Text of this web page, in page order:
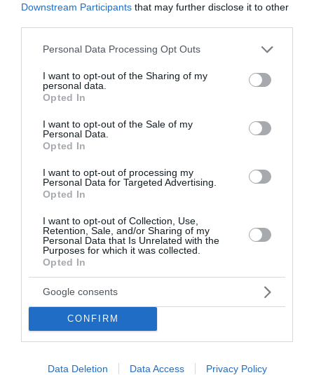
Downstream Participants that may further disclose it to other
Please note that this website/app uses one or more Google
not limited to your visit or usage behaviour. You may click to
grant or deny consent to Google and its third-party tags to
use your data for below specified purposes in below Google
consent section.
Personal Data Processing Opt Outs
I want to opt-out of the Sharing of my
personal data.
Opted In
I want to opt-out of the Sale of my
Personal Data.
Opted In
I want to opt-out of processing my
Personal Data for Targeted Advertising.
Opted In
I want to opt-out of Collection, Use,
Retention, Sale, and/or Sharing of my
Personal Data that Is Unrelated with the
Purposes for which it was collected.
Opted In
Google consents
CONFIRM
Data Deletion Data Access Privacy Policy
Οι ΗΠΑ εκτιμούν ότι πλησιάζει συμφωνία για τα
διέλευση των εμπορικών πλοίων.
10:00 | 08 Αυγούστου 2026 Πλανήτης